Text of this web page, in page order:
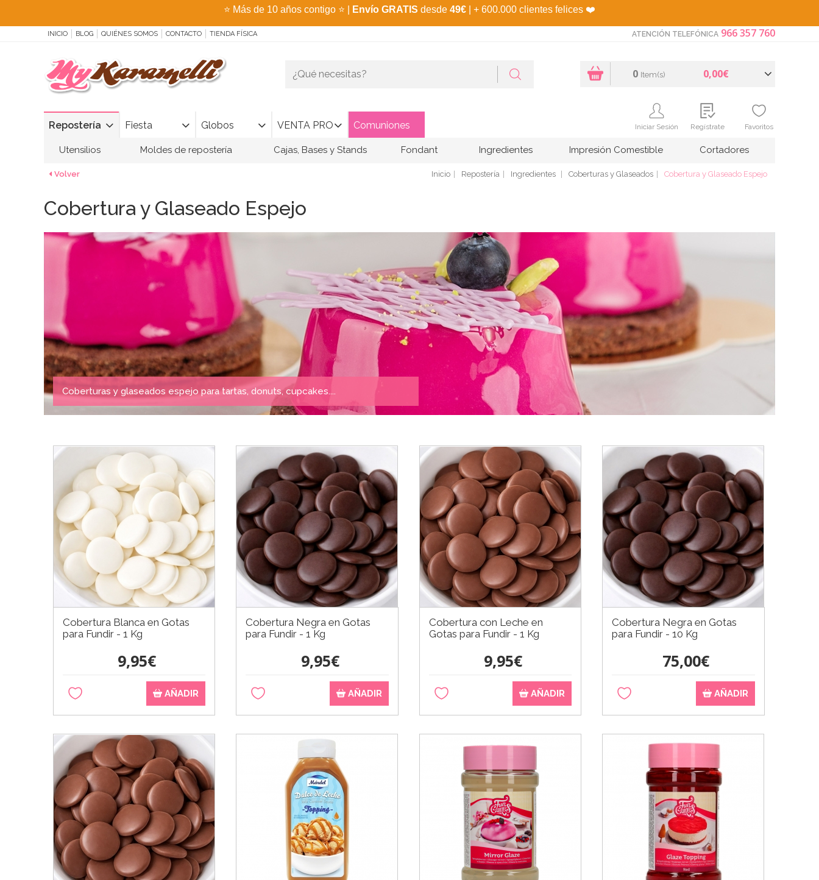
⭐ Más de 10 años contigo ⭐ Envío GRATIS desde 49€ | + 600.000 clientes felices ❤️
INICIO BLOG QUIÉNES SOMOS CONTACTO TIENDA FÍSICA ATENCIÓN TELEFÓNICA 966 357 760
Repostería Fiesta Globos VENTA PRO Comuniones
0 Item(s) 0,00€
Iniciar Sesión Regístrate Favoritos
Utensilios Moldes de repostería Cajas, Bases y Stands Fondant Ingredientes Impresión Comestible Cortadores
Volver Inicio Repostería Ingredientes Coberturas y Glaseados Cobertura y Glaseado Espejo
Cobertura y Glaseado Espejo
Coberturas y glaseados espejo para tartas, donuts, cupcakes....
Cobertura Blanca en Gotas
para Fundir - 1 Kg
9,95€
AÑADIR
Cobertura Negra en Gotas
para Fundir - 1 Kg
9,95€
AÑADIR
Cobertura con Leche en
Gotas para Fundir - 1 Kg
9,95€
AÑADIR
Cobertura Negra en Gotas
para Fundir - 10 Kg
75,00€
AÑADIR